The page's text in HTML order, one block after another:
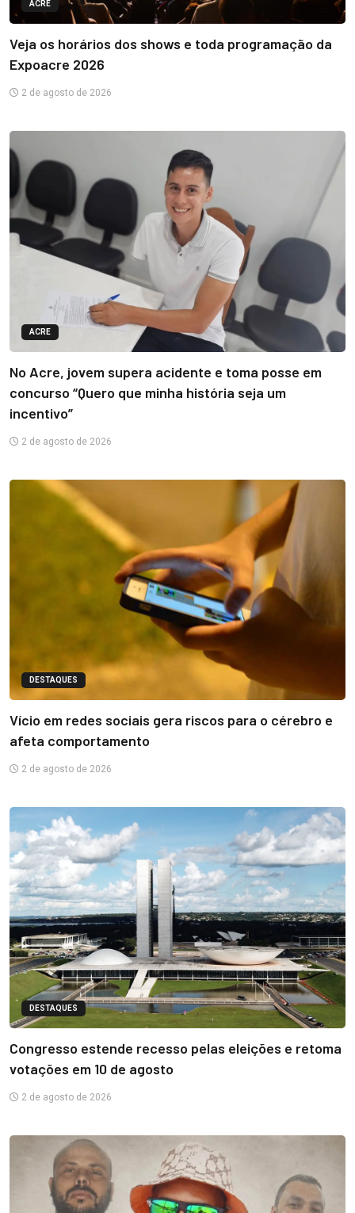
ACRE
Veja os horários dos shows e toda programação da
Expoacre 2026
2 de agosto de 2026
ACRE
No Acre, jovem supera acidente e toma posse em
concurso “Quero que minha história seja um
incentivo”
2 de agosto de 2026
DESTAQUES
Vício em redes sociais gera riscos para o cérebro e
afeta comportamento
2 de agosto de 2026
DESTAQUES
Congresso estende recesso pelas eleições e retoma
votações em 10 de agosto
2 de agosto de 2026